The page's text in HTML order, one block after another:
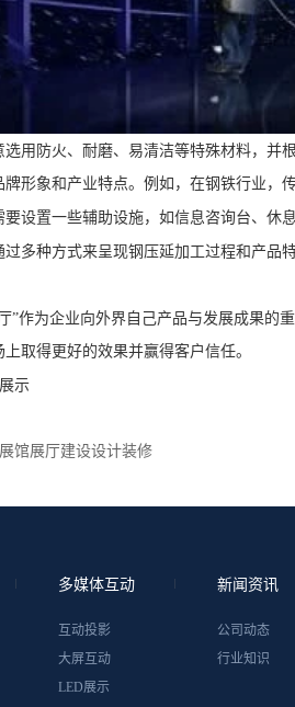
用防火、耐磨、易清洁等特殊材料，
形象和产业特点。例如，在钢铁行业，
要设置一些辅助设施，如信息咨询台、
多种方式来呈现钢压延加工过程和产
”作为企业向外界自己产品与发展成果
取得更好的效果并赢得客户信任。
示
馆展厅建设设计装修
多媒体互动
互动投影
大屏互动
LED展示
新闻资讯
公司动态
行业知识